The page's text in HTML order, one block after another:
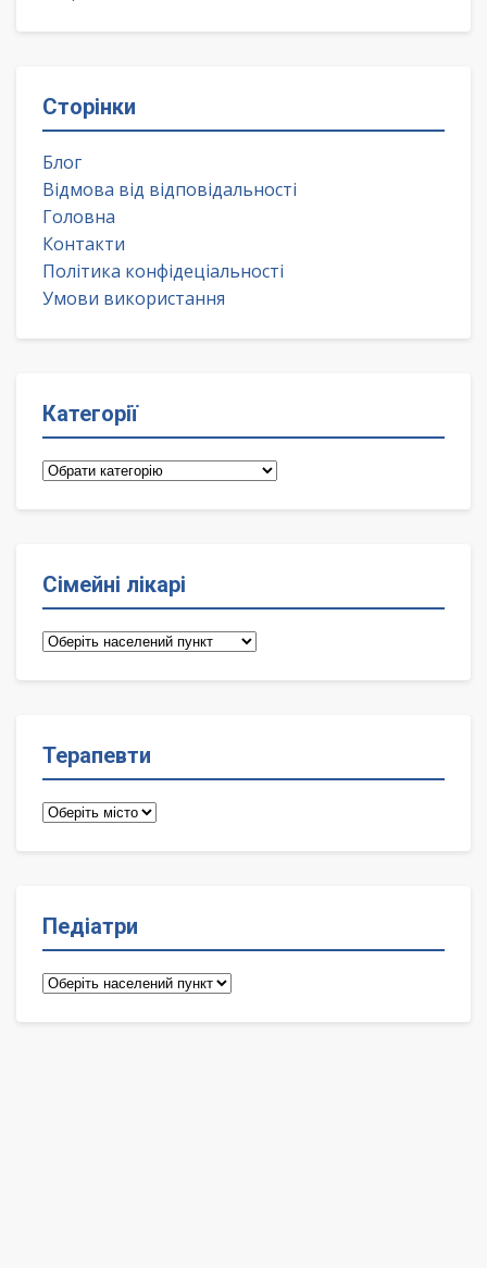
Сторінки
Блог
Відмова від відповідальності
Головна
Контакти
Політика конфідеціальності
Умови використання
Категорії
Категорії
Сімейні лікарі
Сімейні
Терапевти
Терапевти
Педіатри
Педіатри